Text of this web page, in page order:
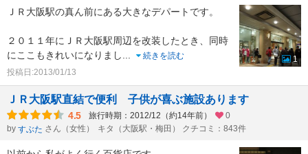
ＪＲ大阪駅の真ん前にある大きなデパートです。
２０１１年にＪＲ大阪駅周辺を改装したとき、同時
にここもきれいになりまし...
続きを読む
投稿日:2013/01/13
1
ＪＲ大阪駅直結で便利 子供が喜ぶ施設あります
4.5 旅行時期：2012/12（約14年前）
0
by すぶた さん（女性） キタ（大阪駅・梅田） クチコミ：843件